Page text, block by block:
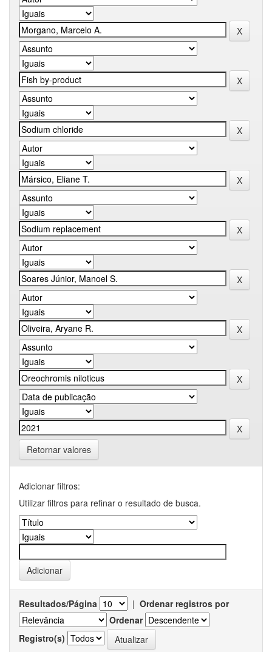
Retornar valores
Adicionar filtros:
Utilizar filtros para refinar o resultado de busca.
Resultados/Página | Ordenar registros por
Ordenar
Registro(s)